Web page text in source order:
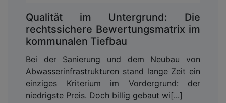
Qualität im Untergrund: Die
rechtssichere Bewertungsmatrix im
kommunalen Tiefbau
Bei der Sanierung und dem Neubau von
Abwasserinfrastrukturen stand lange Zeit ein
einziges Kriterium im Vordergrund: der
niedrigste Preis. Doch billig gebaut wi[...]